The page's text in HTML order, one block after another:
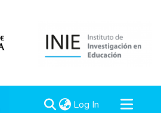
Log In (current)